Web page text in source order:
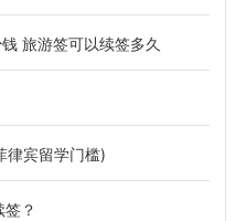
旅游签可以续签多久
律宾留学门槛)
？